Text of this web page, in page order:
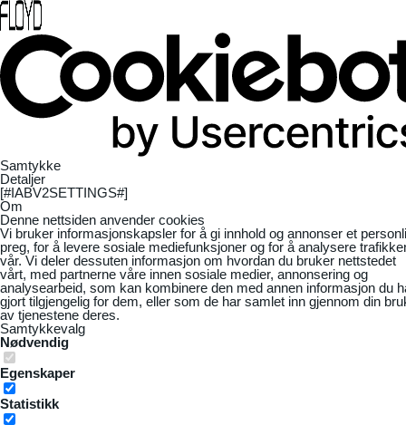
Samtykke
Detaljer
[#IABV2SETTINGS#]
Om
Denne nettsiden anvender cookies
Vi bruker informasjonskapsler for å gi innhold og annonser et
preg, for å levere sosiale mediefunksjoner og for å analysere
vår. Vi deler dessuten informasjon om hvordan du bruker nettstedet
vårt, med partnerne våre innen sosiale medier, annonsering og
analysearbeid, som kan kombinere den med annen informasjon du
gjort tilgjengelig for dem, eller som de har samlet inn gjennom din
av tjenestene deres.
Samtykkevalg
Nødvendig
Egenskaper
Statistikk